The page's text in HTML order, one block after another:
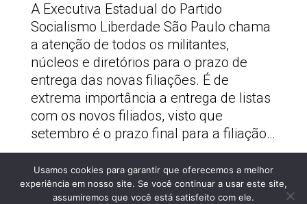
A Executiva Estadual do Partido
Socialismo Liberdade São Paulo chama
a atenção de todos os militantes,
núcleos e diretórios para o prazo de
entrega das novas filiações. É de
extrema importância a entrega de listas
com os novos filiados, visto que
setembro é o prazo final para a filiação…
PSOLSP 2020 © - Direitos liberados desde que
citada a fonte
Usamos cookies para garantir que oferecemos a melhor
experiência em nosso site. Se você continuar a usar este site,
assumiremos que você está satisfeito com ele.